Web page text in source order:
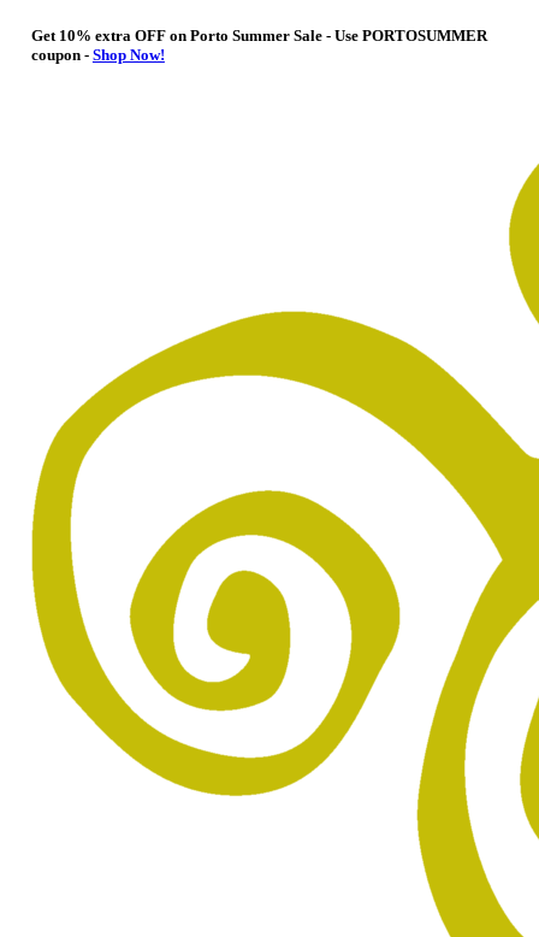
Get 10% extra OFF on Porto Summer Sale - Use PORTOSUMMER
coupon - Shop Now!